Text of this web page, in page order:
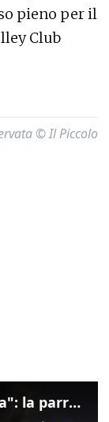
pieno per il
Club
© Il Piccolo
Marghera canta "La Locomotiva": la parrocchia della Cita ricorda Guccini